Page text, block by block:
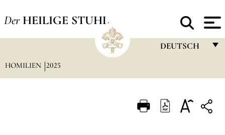
Der HEILIGE STUHL
DEUTSCH
ITALIANO
HOMILIEN 2025